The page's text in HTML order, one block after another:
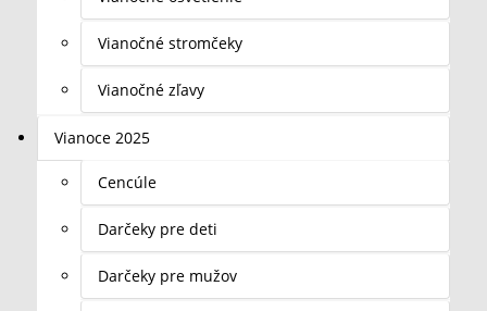
Vianočné stromčeky
Vianočné zľavy
Vianoce 2025
Cencúle
Darčeky pre deti
Darčeky pre mužov